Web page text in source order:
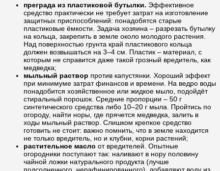
преграда из пластиковой бутылки. Эффективное
средство практически не требует затрат на изготовление
защитных приспособлений: понадобятся старые
пластиковые ёмкости. Задача хозяина – разрезать бутылку
на кольца, закрепить в земле около молодого растения.
Над поверхностью грунта край пластикового кольца
должен возвышаться на 3–4 см. Пластик – материал, с
которым не справится даже такой грозный вредитель, как
медведка;
мыльный раствор против капустянки. Хороший эффект
при минимуме затрат финансов и времени. На ведро воды
понадобится хозяйственное или жидкое мыло, подойдёт
стиральный порошок. Средние пропорции – 50 г
синтетического средства либо 10–20 г мыла. Пройтись по
огороду, найти норы, где прячется медведка, залить в
ходы мыльный раствор. Слишком крепкое средство
готовить не стоит: важно помнить, что в земле находится
не только вредитель, но и клубни, корни растений;
растительное масло от вредителей. Опытные
огородники поступают так: наливают в нору половину
чайной ложки натурального продукта (лучше
подсолнечного, нерафинированного), добавляют воду из